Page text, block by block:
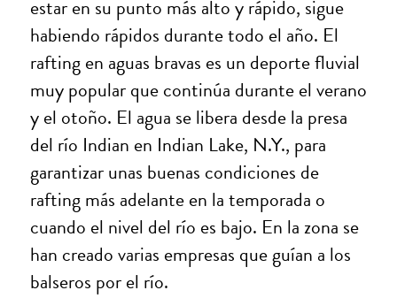
estar en su punto más alto y rápido, sigue
habiendo rápidos durante todo el año. El
rafting en aguas bravas es un deporte fluvial
muy popular que continúa durante el verano
y el otoño. El agua se libera desde la presa
del río Indian en Indian Lake, N.Y., para
garantizar unas buenas condiciones de
rafting más adelante en la temporada o
cuando el nivel del río es bajo. En la zona se
han creado varias empresas que guían a los
balseros por el río.